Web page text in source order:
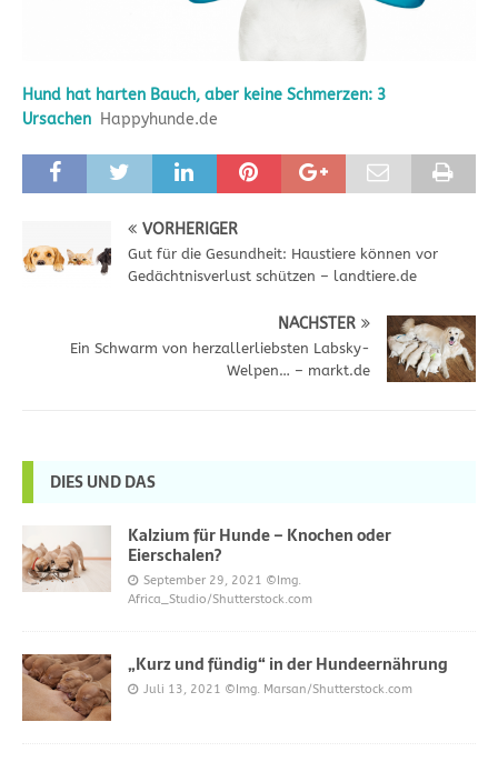
Hund hat harten Bauch, aber keine Schmerzen: 3
Ursachen Happyhunde.de
VORHERIGER
Gut für die Gesundheit: Haustiere können vor
Gedächtnisverlust schützen – landtiere.de
NÄCHSTER
Ein Schwarm von herzallerliebsten Labsky-
Welpen… – markt.de
DIES UND DAS
Kalzium für Hunde – Knochen oder
Eierschalen?
September 29, 2021 ©Img.
Africa_Studio/Shutterstock.com
„Kurz und fündig“ in der Hundeernährung
Juli 13, 2021 ©Img. Marsan/Shutterstock.com